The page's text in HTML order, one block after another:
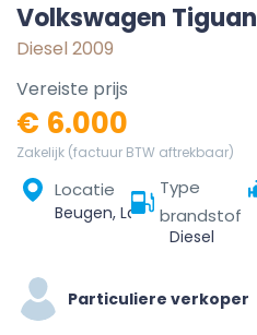
Volkswagen Tiguan
Diesel 2009
Vereiste prijs
€ 6.000
Zakelijk (factuur BTW aftrekbaar)
Locatie
Beugen, Land van Cuijk, Noord-Brabant, Nederland
Type
brandstof
Diesel
Particuliere verkoper